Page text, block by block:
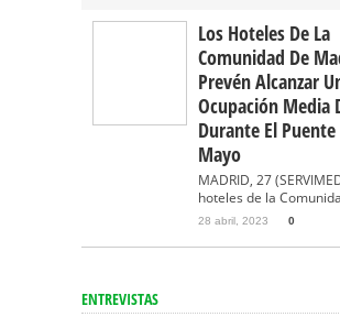
Los Hoteles De La
Comunidad De
Prevén Alcanzar
Ocupación Media
Durante El Puente
Mayo
MADRID, 27
hoteles de la
28 abril, 2023 0
ENTREVISTAS